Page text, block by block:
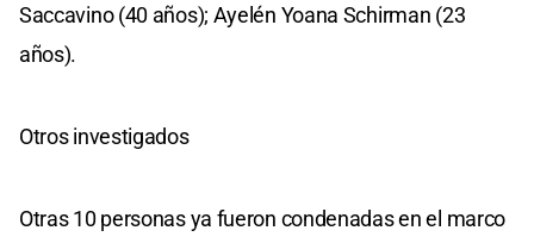
Saccavino (40 años); Ayelén Yoana Schirman (23
años).
Otros investigados
Otras 10 personas ya fueron condenadas en el marco